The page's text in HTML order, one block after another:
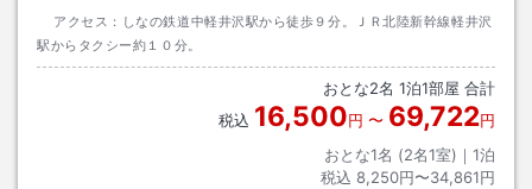
アクセス： しなの鉄道中軽井沢駅から徒歩９分。ＪＲ北陸新幹線軽井沢
駅からタクシー約１０分。
おとな2名 1泊1部屋 合計
税込 16,500円 〜 69,722円
おとな1名 (2名1室)｜ 1泊
税込 8,250円〜34,861円